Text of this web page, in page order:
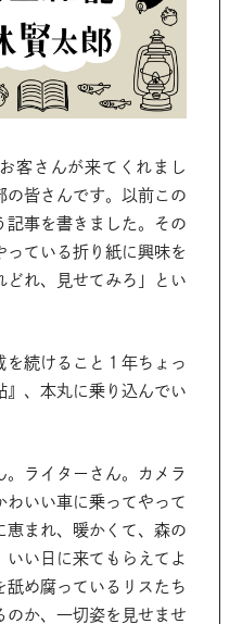
客さんが来てくれまし
の皆さんです。以前この
事を書きました。その
ている折り紙に興味を
れ、見せてみろ」とい
を続けること１年ちょっ
』、本丸に乗り込んでい
。ライターさん。カメラ
わいい車に乗ってやって
恵まれ、暖かくて、森の
い日に来てもらえてよ
め腐っているリスたち
のか、一切姿を見せませ